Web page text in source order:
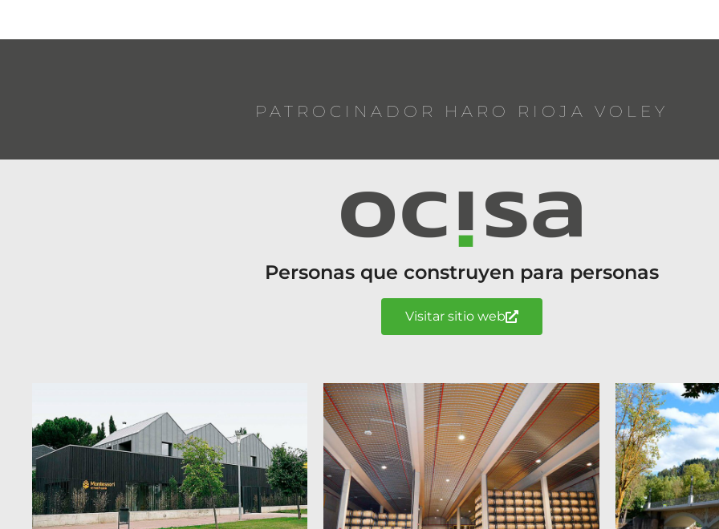
PATROCINADOR HARO RIOJA VOLEY
Personas que construyen para personas
Visitar sitio web